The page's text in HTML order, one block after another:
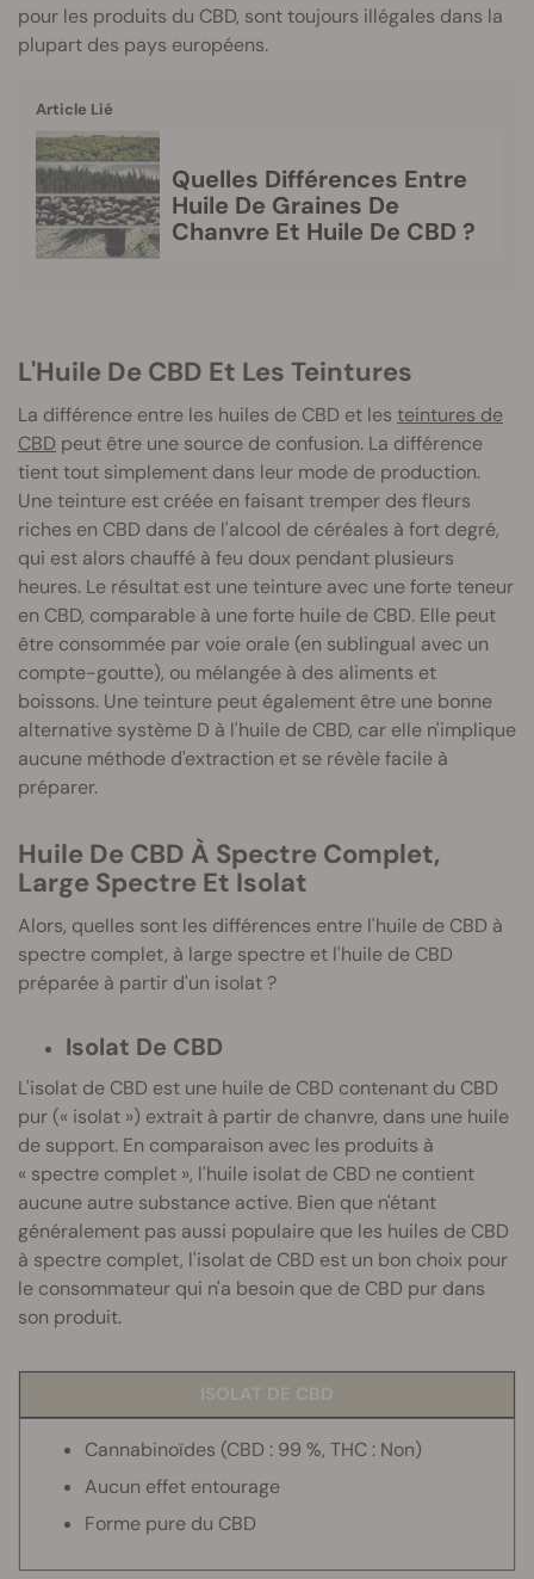
pour les produits du CBD, sont toujours illégales dans la
plupart des pays européens.
Article Lié
Quelles Différences Entre
Huile De Graines De
Chanvre Et Huile De CBD ?
L'Huile De CBD Et Les Teintures
La différence entre les huiles de CBD et les teintures de
CBD peut être une source de confusion. La différence
tient tout simplement dans leur mode de production.
Une teinture est créée en faisant tremper des fleurs
riches en CBD dans de l'alcool de céréales à fort degré,
qui est alors chauffé à feu doux pendant plusieurs
heures. Le résultat est une teinture avec une forte teneur
en CBD, comparable à une forte huile de CBD. Elle peut
être consommée par voie orale (en sublingual avec un
compte-goutte), ou mélangée à des aliments et
boissons. Une teinture peut également être une bonne
alternative système D à l'huile de CBD, car elle n'implique
aucune méthode d'extraction et se révèle facile à
préparer.
Huile De CBD À Spectre Complet,
Large Spectre Et Isolat
Alors, quelles sont les différences entre l'huile de CBD à
spectre complet, à large spectre et l'huile de CBD
préparée à partir d'un isolat ?
Isolat De CBD
L'isolat de CBD est une huile de CBD contenant du CBD
pur (« isolat ») extrait à partir de chanvre, dans une huile
de support. En comparaison avec les produits à
« spectre complet », l'huile isolat de CBD ne contient
aucune autre substance active. Bien que n'étant
généralement pas aussi populaire que les huiles de CBD
à spectre complet, l'isolat de CBD est un bon choix pour
le consommateur qui n'a besoin que de CBD pur dans
son produit.
ISOLAT DE CBD
Cannabinoïdes (CBD : 99 %, THC : Non)
Aucun effet entourage
Forme pure du CBD